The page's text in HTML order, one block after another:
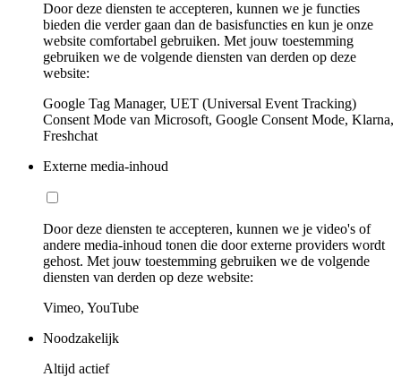
Door deze diensten te accepteren, kunnen we je functies
bieden die verder gaan dan de basisfuncties en kun je onze
website comfortabel gebruiken. Met jouw toestemming
gebruiken we de volgende diensten van derden op deze
website:
Google Tag Manager, UET (Universal Event Tracking)
Consent Mode van Microsoft, Google Consent Mode, Klarna,
Freshchat
Externe media-inhoud
Door deze diensten te accepteren, kunnen we je video's of
andere media-inhoud tonen die door externe providers wordt
gehost. Met jouw toestemming gebruiken we de volgende
diensten van derden op deze website:
Vimeo, YouTube
Noodzakelijk
Altijd actief